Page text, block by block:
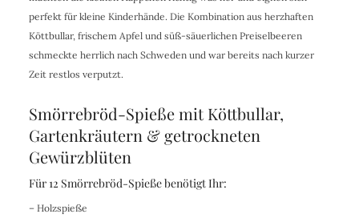
perfekt für kleine Kinderhände. Die Kombination aus herzhaften
Köttbullar, frischem Apfel und süß-säuerlichen Preiselbeeren
schmeckte herrlich nach Schweden und war bereits nach kurzer
Zeit restlos verputzt.
Smörrebröd-Spieße mit Köttbullar,
Gartenkräutern & getrockneten
Gewürzblüten
Für 12 Smörrebröd-Spieße benötigt Ihr:
– Holzspieße